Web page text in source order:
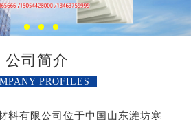
公司简介
PROFILES
有限公司位于中国山东潍坊寒